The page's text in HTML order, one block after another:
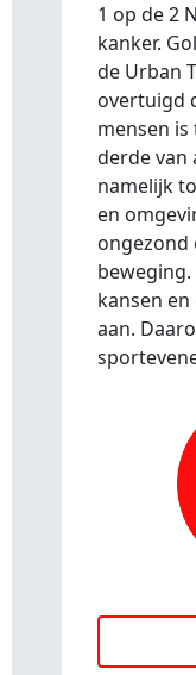
1 op de 2
kanker.
de Urban
overtuigd
mensen
derde van
namelijk
en
ongezond
kansen
aan.